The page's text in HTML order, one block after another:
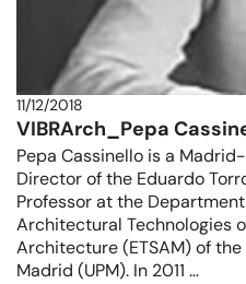
11/12/2018
VIBRArch_Pepa
Pepa Cassinello is a
Director of the Eduardo
Professor at the
Architectural Technologies
Architecture (ETSAM) of
Madrid (UPM). In 2011 …